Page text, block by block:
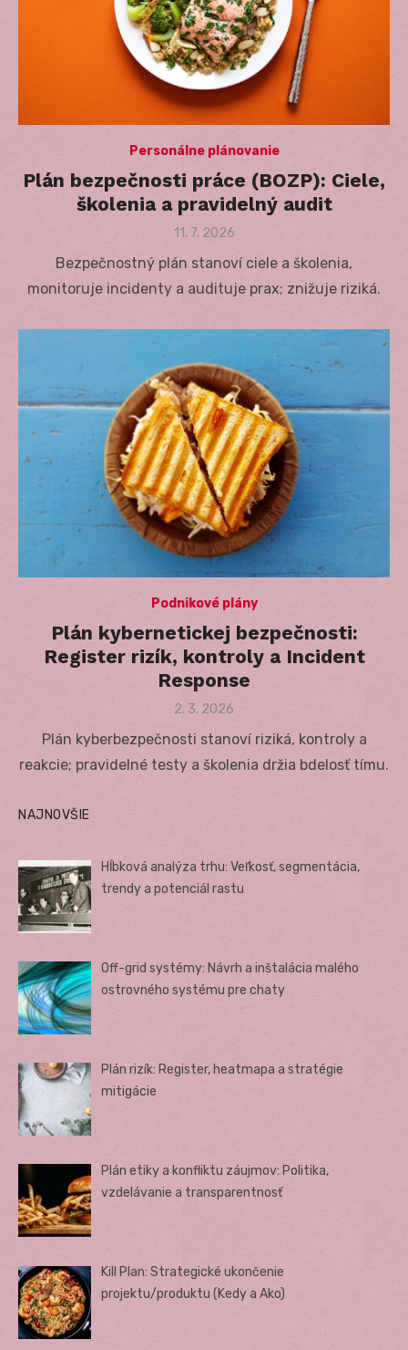
Personálne plánovanie
Plán bezpečnosti práce (BOZP): Ciele,
školenia a pravidelný audit
Posted
11. 7. 2026
Bezpečnostný plán stanoví ciele a školenia,
monitoruje incidenty a audituje prax; znižuje riziká.
Podnikové plány
Plán kybernetickej bezpečnosti:
Register rizík, kontroly a Incident
Response
Posted
2. 3. 2026
Plán kyberbezpečnosti stanoví riziká, kontroly a
reakcie; pravidelné testy a školenia držia bdelosť tímu.
NAJNOVŠIE
Hĺbková analýza trhu: Veľkosť, segmentácia,
trendy a potenciál rastu
Off-grid systémy: Návrh a inštalácia malého
ostrovného systému pre chaty
Plán rizík: Register, heatmapa a stratégie
mitigácie
Plán etiky a konfliktu záujmov: Politika,
vzdelávanie a transparentnosť
Kill Plan: Strategické ukončenie
projektu/produktu (Kedy a Ako)